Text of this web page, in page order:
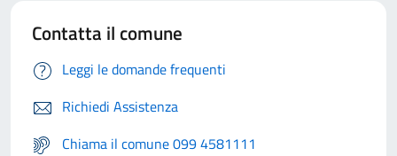
Contatta il comune
Leggi le domande frequenti
Richiedi Assistenza
Chiama il comune 099 4581111